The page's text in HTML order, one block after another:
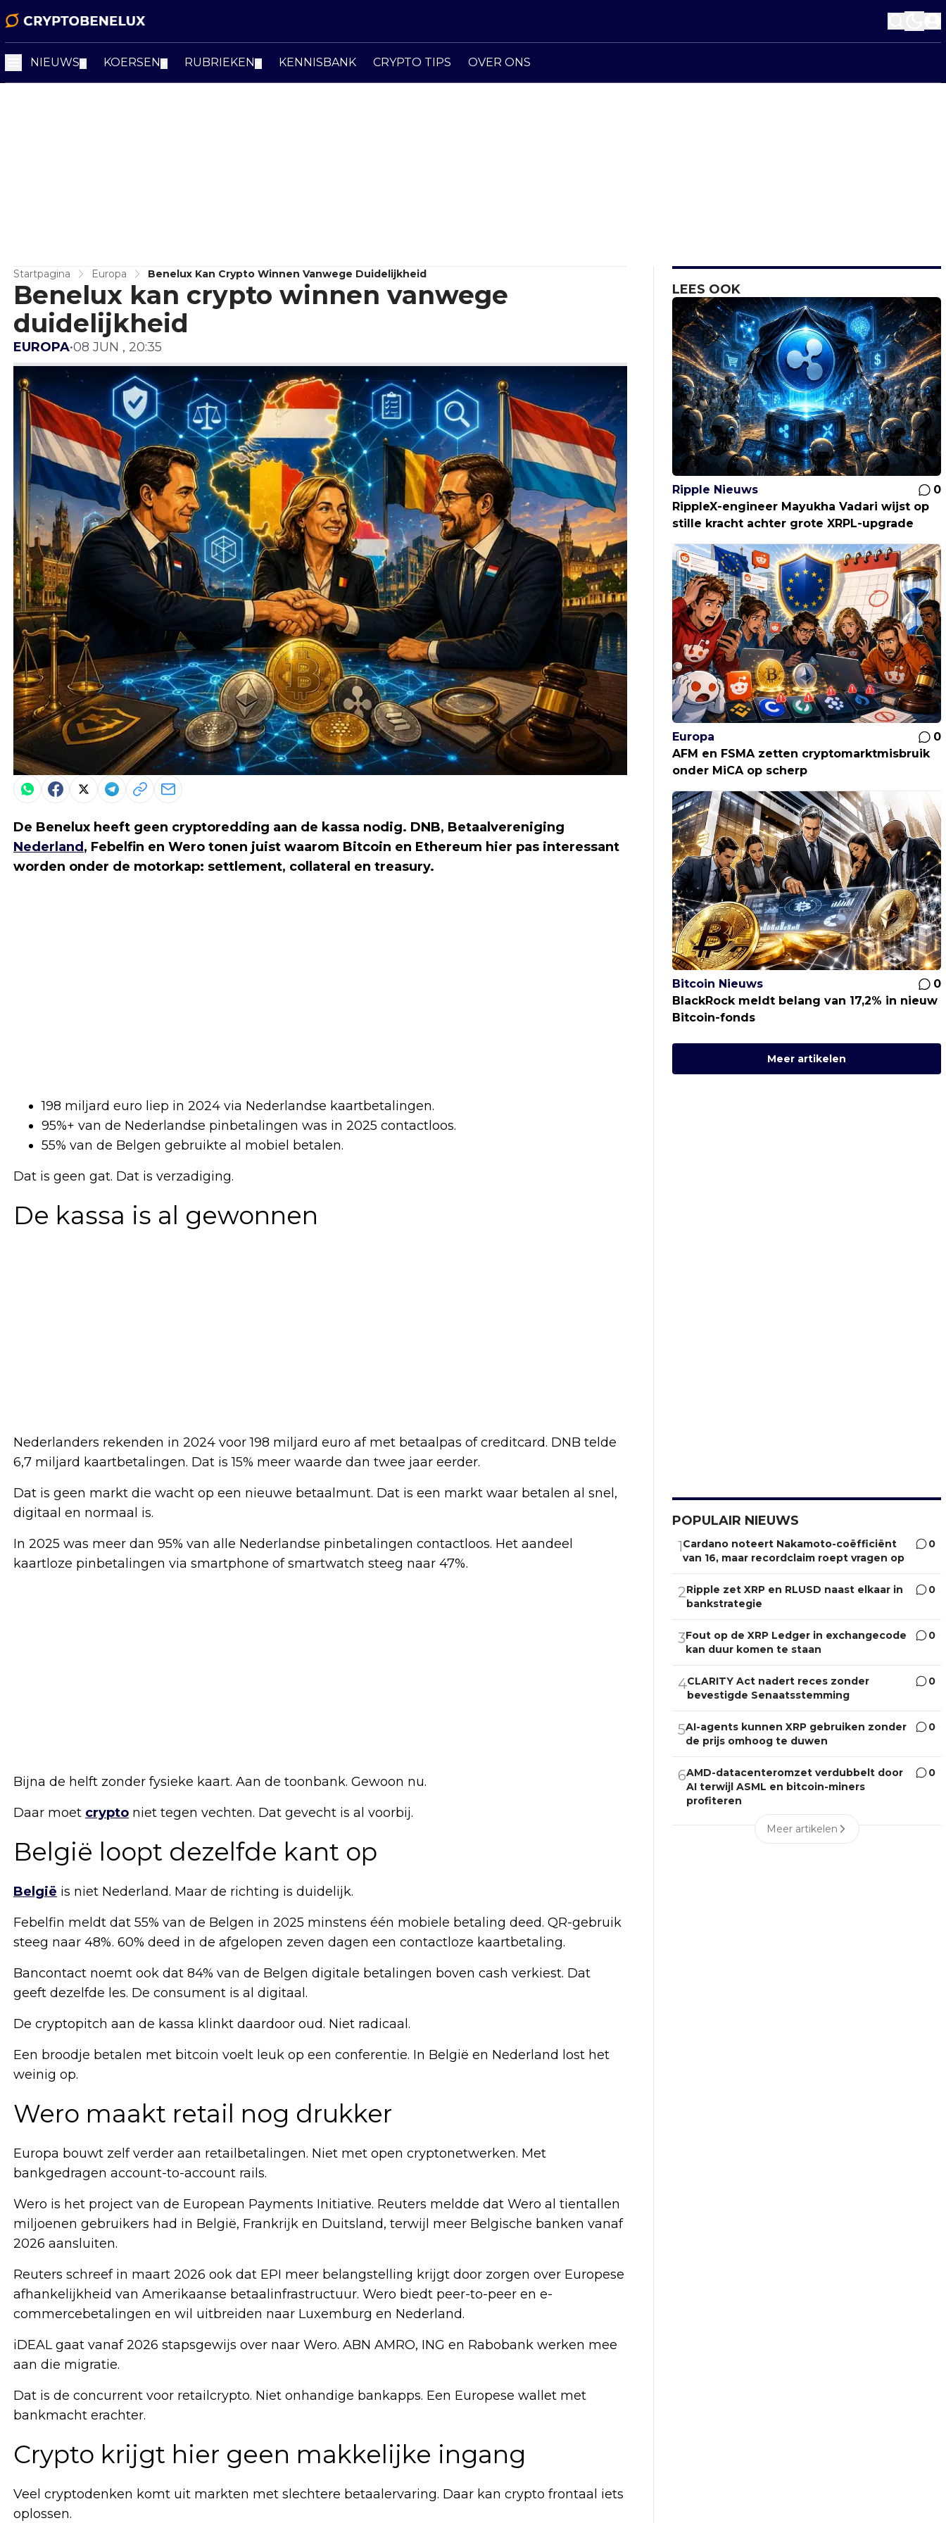
NIEUWS KOERSEN RUBRIEKEN KENNISBANK CRYPTO TIPS OVER ONS
Startpagina Europa Benelux Kan Crypto Winnen Vanwege Duidelijkheid
Benelux kan crypto winnen vanwege
duidelijkheid
EUROPA•08 JUN , 20:35
De Benelux heeft geen cryptoredding aan de kassa nodig. DNB, Betaalvereniging
Nederland , Febelfin en Wero tonen juist waarom Bitcoin en Ethereum hier pas interessant
worden onder de motorkap: settlement, collateral en treasury.
198 miljard euro liep in 2024 via Nederlandse kaartbetalingen.
95%+ van de Nederlandse pinbetalingen was in 2025 contactloos.
55% van de Belgen gebruikte al mobiel betalen.
Dat is geen gat. Dat is verzadiging.
De kassa is al gewonnen
Nederlanders rekenden in 2024 voor 198 miljard euro af met betaalpas of creditcard. DNB telde
6,7 miljard kaartbetalingen. Dat is 15% meer waarde dan twee jaar eerder.
Dat is geen markt die wacht op een nieuwe betaalmunt. Dat is een markt waar betalen al snel,
digitaal en normaal is.
In 2025 was meer dan 95% van alle Nederlandse pinbetalingen contactloos. Het aandeel
kaartloze pinbetalingen via smartphone of smartwatch steeg naar 47%.
Bijna de helft zonder fysieke kaart. Aan de toonbank. Gewoon nu.
Daar moet crypto niet tegen vechten. Dat gevecht is al voorbij.
België loopt dezelfde kant op
België is niet Nederland. Maar de richting is duidelijk.
Febelfin meldt dat 55% van de Belgen in 2025 minstens één mobiele betaling deed. QR-gebruik
steeg naar 48%. 60% deed in de afgelopen zeven dagen een contactloze kaartbetaling.
Bancontact noemt ook dat 84% van de Belgen digitale betalingen boven cash verkiest. Dat
geeft dezelfde les. De consument is al digitaal.
De cryptopitch aan de kassa klinkt daardoor oud. Niet radicaal.
Een broodje betalen met bitcoin voelt leuk op een conferentie. In België en Nederland lost het
weinig op.
Wero maakt retail nog drukker
Europa bouwt zelf verder aan retailbetalingen. Niet met open cryptonetwerken. Met
bankgedragen account-to-account rails.
Wero is het project van de European Payments Initiative. Reuters meldde dat Wero al tientallen
miljoenen gebruikers had in België, Frankrijk en Duitsland, terwijl meer Belgische banken vanaf
2026 aansluiten.
Reuters schreef in maart 2026 ook dat EPI meer belangstelling krijgt door zorgen over Europese
afhankelijkheid van Amerikaanse betaalinfrastructuur. Wero biedt peer-to-peer en e-
commercebetalingen en wil uitbreiden naar Luxemburg en Nederland.
iDEAL gaat vanaf 2026 stapsgewijs over naar Wero. ABN AMRO, ING en Rabobank werken mee
aan die migratie.
Dat is de concurrent voor retailcrypto. Niet onhandige bankapps. Een Europese wallet met
bankmacht erachter.
Crypto krijgt hier geen makkelijke ingang
Veel cryptodenken komt uit markten met slechtere betaalervaring. Daar kan crypto frontaal iets
oplossen.
LEES OOK
Ripple Nieuws
0
RippleX-engineer Mayukha Vadari wijst op
stille kracht achter grote XRPL-upgrade
Europa
0
AFM en FSMA zetten cryptomarktmisbruik
onder MiCA op scherp
Bitcoin Nieuws
0
BlackRock meldt belang van 17,2% in nieuw
Bitcoin-fonds
Meer artikelen
POPULAIR NIEUWS
1Cardano noteert Nakamoto-coëfficiënt
van 16, maar recordclaim roept vragen op
0
2Ripple zet XRP en RLUSD naast elkaar in
bankstrategie
0
3Fout op de XRP Ledger in exchangecode
kan duur komen te staan
0
4CLARITY Act nadert reces zonder
bevestigde Senaatsstemming
0
5AI-agents kunnen XRP gebruiken zonder
de prijs omhoog te duwen
0
6AMD-datacenteromzet verdubbelt door
AI terwijl ASML en bitcoin-miners
profiteren
0
Meer artikelen